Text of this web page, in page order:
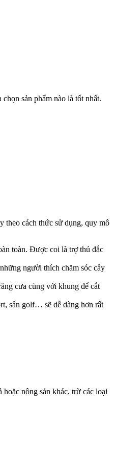
sản phẩm nào là tốt nhất.
theo cách thức sử dụng, quy mô
toàn. Được coi là trợ thủ đắc
người thích chăm sóc cây
cưa cùng với khung để cắt
sân golf… sẽ dễ dàng hơn rất
nông sản khác, trừ các loại